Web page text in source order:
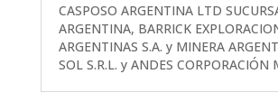
CASPOSO ARGENTINA LTD
ARGENTINA, BARRICK
ARGENTINAS S.A. y MINERA
SOL S.R.L. y ANDES CORPORACIÓN